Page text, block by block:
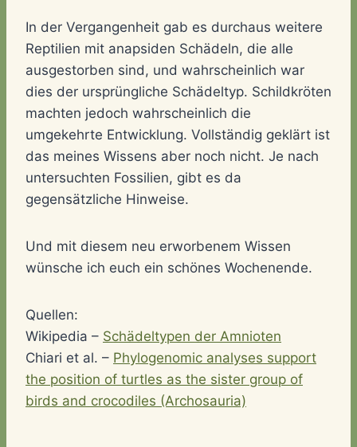
In der Vergangenheit gab es durchaus weitere
Reptilien mit anapsiden Schädeln, die alle
ausgestorben sind, und wahrscheinlich war
dies der ursprüngliche Schädeltyp. Schildkröten
machten jedoch wahrscheinlich die
umgekehrte Entwicklung. Vollständig geklärt ist
das meines Wissens aber noch nicht. Je nach
untersuchten Fossilien, gibt es da
gegensätzliche Hinweise.
Und mit diesem neu erworbenem Wissen
wünsche ich euch ein schönes Wochenende.
Quellen:
Wikipedia – Schädeltypen der Amnioten
Chiari et al. – Phylogenomic analyses support
the position of turtles as the sister group of
birds and crocodiles (Archosauria)